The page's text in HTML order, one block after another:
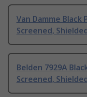
Van Damme
Screened,
Belden 7929A
Screened,